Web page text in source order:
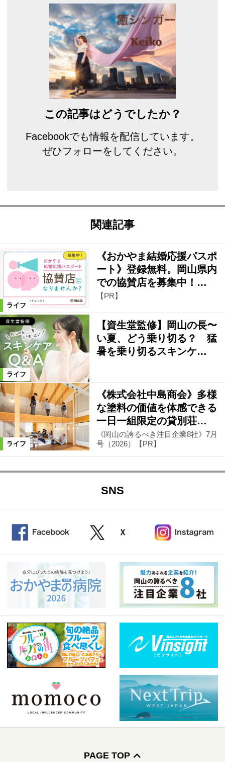
この記事はどうでしたか？
Facebookでも情報を配信しています。
ぜひフォローをしてください。
関連記事
ライフ
《おかやま結婚応援パスポ
ート》登録無料。岡山県内
での協賛店を募集中！…
【PR】
ライフ
【資生堂監修】岡山の長〜
い夏、どう乗り切る？ 猛
暑を乗り切るスキンケ…
ライフ
《株式会社中島商会》多様
な塗料の価値を体感できる
一日一組限定の貸別荘…
《岡山の誇るべき注目企業8社》7月
号（2026）【PR】
SNS
PAGE TOP